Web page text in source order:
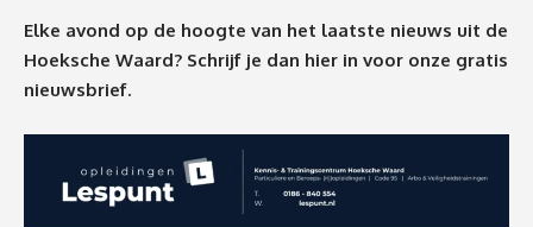
Elke avond op de hoogte van het laatste nieuws uit de
Hoeksche Waard? Schrijf je dan hier in voor onze gratis
nieuwsbrief.